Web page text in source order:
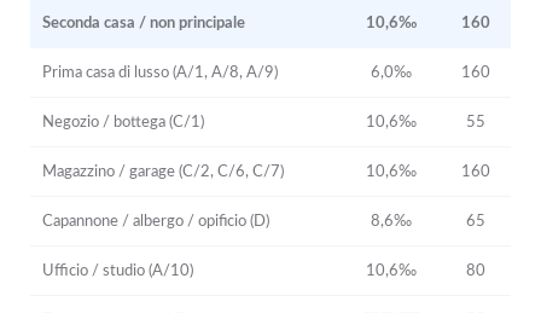
Seconda casa / non principale 10,6‰ 160
Prima casa di lusso (A/1, A/8, A/9) 6,0‰ 160
Negozio / bottega (C/1) 10,6‰ 55
Magazzino / garage (C/2, C/6, C/7) 10,6‰ 160
Capannone / albergo / opificio (D) 8,6‰ 65
Ufficio / studio (A/10) 10,6‰ 80